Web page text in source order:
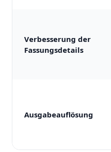
Verbesserung der
Fassungsdetails
Ausgabeauflösung